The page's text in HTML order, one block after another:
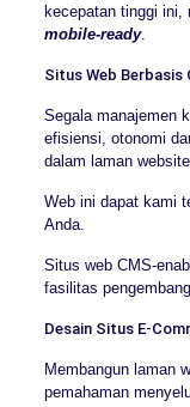
kecepatan tinggi
mobile-ready.
Situs Web Berbasis
Segala manajemen
efisiensi, otonomi
dalam laman
Web ini dapat kami
Anda.
Situs web CMS-
fasilitas
Desain Situs E-
Membangun laman
pemahaman